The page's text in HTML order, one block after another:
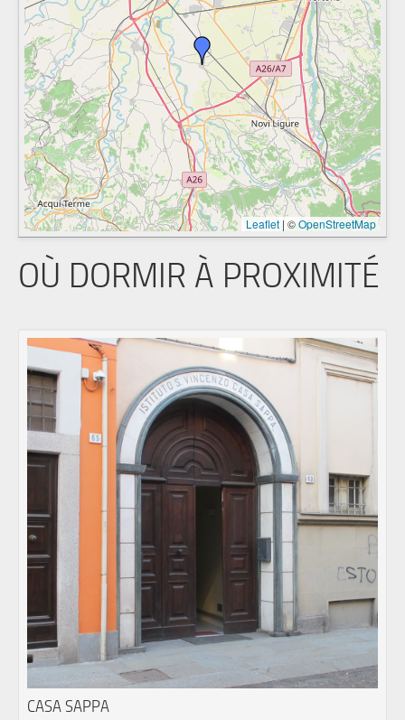
Leaflet | ©OpenStreetMap
OÙ DORMIR À PROXIMITÉ
CASA SAPPA